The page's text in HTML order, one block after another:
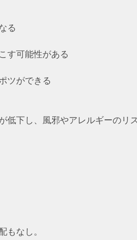
る
す可能性がある
ツができる
低下し、風邪やアレルギーのリ
もなし。